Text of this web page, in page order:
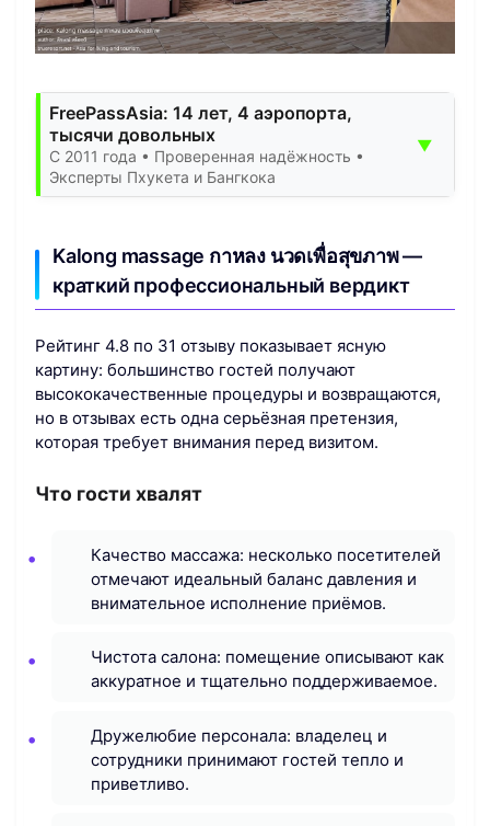
FreePassAsia: 14 лет, 4 аэропорта,
тысячи довольных
С 2011 года • Проверенная надёжность •
Эксперты Пхукета и Бангкока
▼
Kalong massage กาหลง นวดเพื่อสุขภาพ —
краткий профессиональный вердикт
Рейтинг 4.8 по 31 отзыву показывает ясную
картину: большинство гостей получают
высококачественные процедуры и возвращаются,
но в отзывах есть одна серьёзная претензия,
которая требует внимания перед визитом.
Что гости хвалят
Качество массажа: несколько посетителей
отмечают идеальный баланс давления и
внимательное исполнение приёмов.
Чистота салона: помещение описывают как
аккуратное и тщательно поддерживаемое.
Дружелюбие персонала: владелец и
сотрудники принимают гостей тепло и
приветливо.